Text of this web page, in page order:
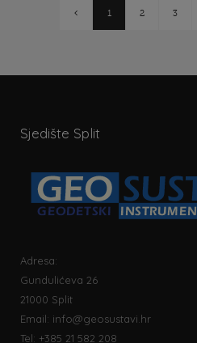
1 2 3
Sjedište Split
Adresa:
Gundulićeva 26
21000 Split
Email: info@geosustavi.hr
Tel: +385 21 582 208